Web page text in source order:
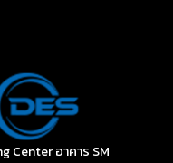
Center อาคาร SM